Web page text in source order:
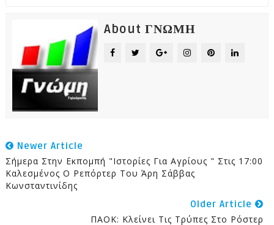
About ΓΝΩΜΗ
Newer Article
Σήμερα Στην Εκπομπή "Ιστορίες Για Αγρίους " Στις 17:00
Καλεσμένος Ο Ρεπόρτερ Του Άρη Σάββας
Κωνσταντινίδης
Older Article
ΠΑΟΚ: Κλείνει Τις Τρύπες Στο Ρόστερ